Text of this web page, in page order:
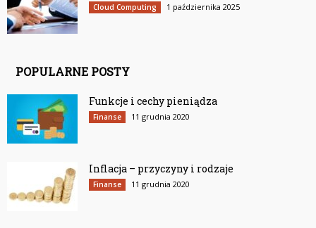
Cloud Computing 1 października 2025
POPULARNE POSTY
Funkcje i cechy pieniądza
Finanse 11 grudnia 2020
Inflacja – przyczyny i rodzaje
Finanse 11 grudnia 2020